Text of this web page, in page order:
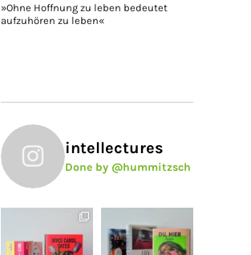
»Ohne Hoffnung zu leben bedeutet
aufzuhören zu leben«
intellectures
Done by @hummitzsch